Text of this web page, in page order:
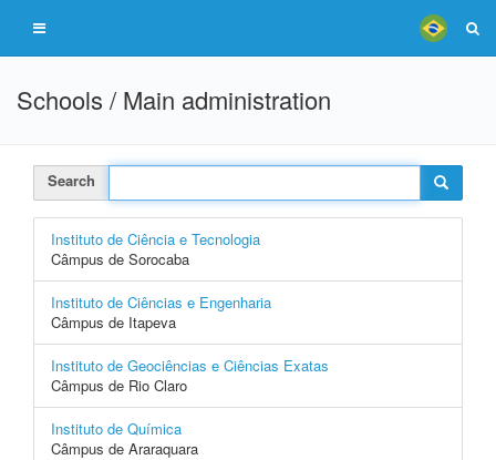
Schools / Main administration
Search
Instituto de Ciência e Tecnologia
Câmpus de Sorocaba
Instituto de Ciências e Engenharia
Câmpus de Itapeva
Instituto de Geociências e Ciências Exatas
Câmpus de Rio Claro
Instituto de Química
Câmpus de Araraquara